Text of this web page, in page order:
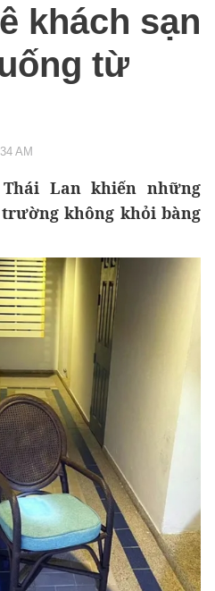
khách sạn
từ
AM
Lan khiến những
không khỏi bàng